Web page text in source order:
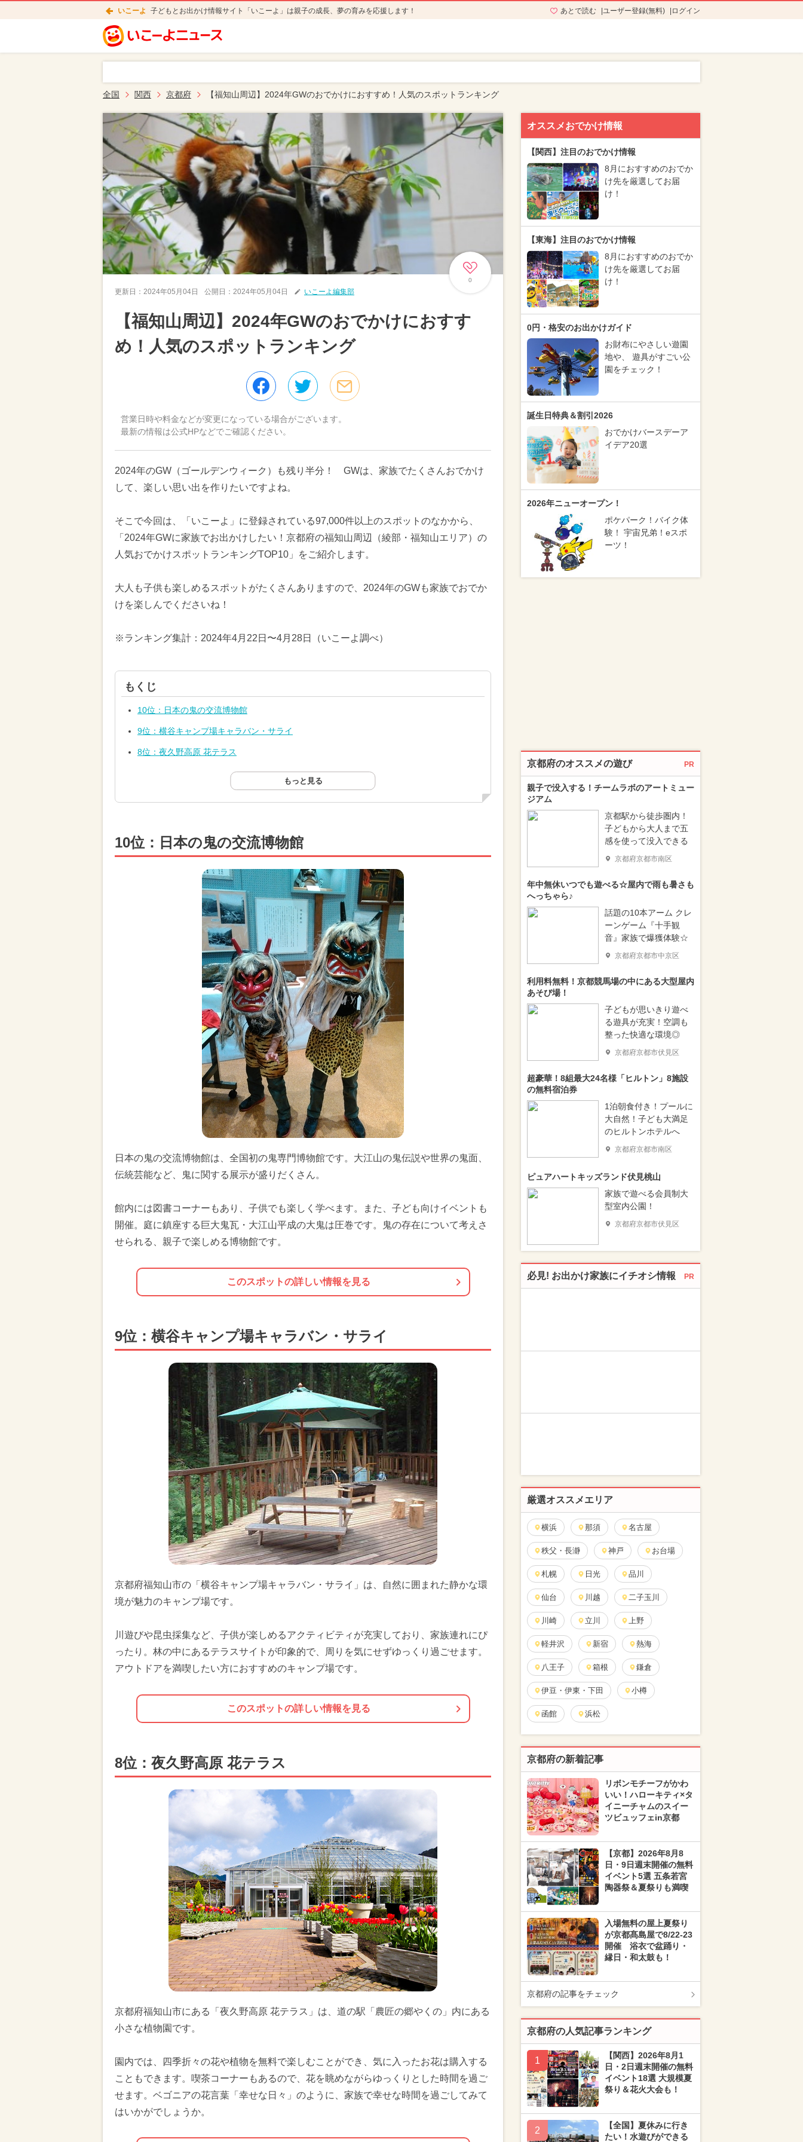
いこーよ 子どもとお出かけ情報サイト「いこーよ」は親子の成長、夢の育みを応援します！ あとで読む ユーザー登録(無料) ログイン
全国 関西 京都府 【福知山周辺】2024年GWのおでかけにおすすめ！人気のスポットランキング
0
更新日： 2024年05月04日 公開日： 2024年05月04日 いこーよ編集部
【福知山周辺】2024年GWのおでかけにおすす
め！人気のスポットランキング
営業日時や料金などが変更になっている場合がございます。
最新の情報は公式HPなどでご確認ください。
2024年のGW（ゴールデンウィーク）も残り半分！ GWは、家族でたくさんおでかけ
して、楽しい思い出を作りたいですよね。
そこで今回は、「いこーよ」に登録されている97,000件以上のスポットのなかから、
「2024年GWに家族でお出かけしたい！京都府の福知山周辺（綾部・福知山エリア）の
人気おでかけスポットランキングTOP10」をご紹介します。
大人も子供も楽しめるスポットがたくさんありますので、2024年のGWも家族でおでか
けを楽しんでくださいね！
※ランキング集計：2024年4月22日〜4月28日（いこーよ調べ）
もくじ
10位：日本の鬼の交流博物館
9位：横谷キャンプ場キャラバン・サライ
8位：夜久野高原 花テラス
もっと見る
10位：日本の鬼の交流博物館
日本の鬼の交流博物館は、全国初の鬼専門博物館です。大江山の鬼伝説や世界の鬼面、
伝統芸能など、鬼に関する展示が盛りだくさん。
館内には図書コーナーもあり、子供でも楽しく学べます。また、子ども向けイベントも
開催。庭に鎮座する巨大鬼瓦・大江山平成の大鬼は圧巻です。鬼の存在について考えさ
せられる、親子で楽しめる博物館です。
このスポットの詳しい情報を見る
9位：横谷キャンプ場キャラバン・サライ
京都府福知山市の「横谷キャンプ場キャラバン・サライ」は、自然に囲まれた静かな環
境が魅力のキャンプ場です。
川遊びや昆虫採集など、子供が楽しめるアクティビティが充実しており、家族連れにぴ
ったり。林の中にあるテラスサイトが印象的で、周りを気にせずゆっくり過ごせます。
アウトドアを満喫したい方におすすめのキャンプ場です。
このスポットの詳しい情報を見る
8位：夜久野高原 花テラス
京都府福知山市にある「夜久野高原 花テラス」は、道の駅「農匠の郷やくの」内にある
小さな植物園です。
園内では、四季折々の花や植物を無料で楽しむことができ、気に入ったお花は購入する
こともできます。喫茶コーナーもあるので、花を眺めながらゆっくりとした時間を過ご
せます。ベゴニアの花言葉「幸せな日々」のように、家族で幸せな時間を過ごしてみて
はいかがでしょうか。
オススメおでかけ情報
【関西】注目のおでかけ情報
8月におすすめのおでか
け先を厳選してお届
け！
【東海】注目のおでかけ情報
8月におすすめのおでか
け先を厳選してお届
け！
0円・格安のお出かけガイド
お財布にやさしい遊園
地や、 遊具がすごい公
園をチェック！
誕生日特典＆割引2026
おでかけバースデーア
イデア20選
2026年ニューオープン！
ポケパーク！バイク体
験！ 宇宙兄弟！eスポ
ーツ！
京都府のオススメの遊び PR
親子で没入する！チームラボのアートミュー
ジアム
京都駅から徒歩圏内！
子どもから大人まで五
感を使って没入できる
京都府京都市南区
年中無休いつでも遊べる☆屋内で雨も暑さも
へっちゃら♪
話題の10本アーム クレ
ーンゲーム『十手観
音』家族で爆獲体験☆
京都府京都市中京区
利用料無料！京都競馬場の中にある大型屋内
あそび場！
子どもが思いきり遊べ
る遊具が充実！空調も
整った快適な環境◎
京都府京都市伏見区
超豪華！8組最大24名様「ヒルトン」8施設
の無料宿泊券
1泊朝食付き！プールに
大自然！子ども大満足
のヒルトンホテルへ
京都府京都市南区
ピュアハートキッズランド伏見桃山
家族で遊べる会員制大
型室内公園！
京都府京都市伏見区
必見! お出かけ家族にイチオシ情報 PR
厳選オススメエリア
横浜 那須 名古屋
秩父・長瀞 神戸 お台場
札幌 日光 品川
仙台 川越 二子玉川
川崎 立川 上野
軽井沢 新宿 熱海
八王子 箱根 鎌倉
伊豆・伊東・下田 小樽
函館 浜松
京都府の新着記事
リボンモチーフがかわ
いい！ハローキティ×タ
イニーチャムのスイー
ツビュッフェin京都
【京都】2026年8月8
日・9日週末開催の無料
イベント5選 五条若宮
陶器祭＆夏祭りも満喫
入場無料の屋上夏祭り
が京都髙島屋で8/22-23
開催 浴衣で盆踊り・
縁日・和太鼓も！
京都府の記事をチェック
京都府の人気記事ランキング
1
【関西】2026年8月1
日・2日週末開催の無料
イベント18選 大規模夏
祭り＆花火大会も！
2
【全国】夏休みに行き
たい！水遊びができる